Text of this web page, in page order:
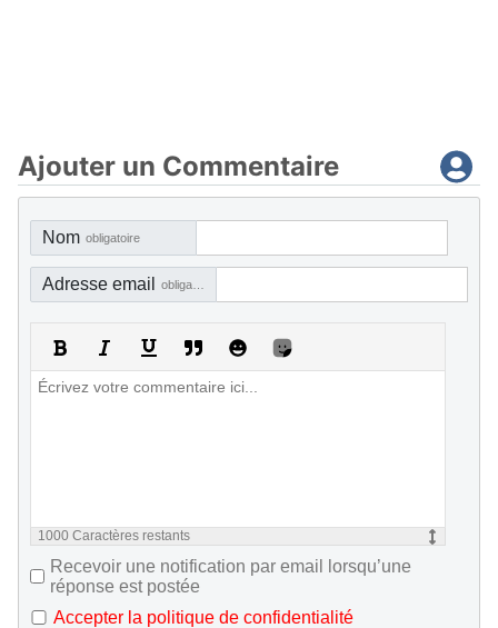
Ajouter un Commentaire
Nom obligatoire
Adresse email
1000 Caractères restants
Recevoir une notification par email lorsqu’une
réponse est postée
Accepter la politique de confidentialité